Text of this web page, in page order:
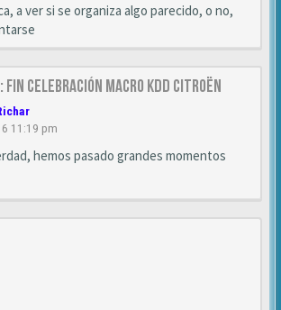
a ver si se organiza algo parecido, o no,
Fin celebración Macro KDD Citroën
11:19 pm
hemos pasado grandes momentos